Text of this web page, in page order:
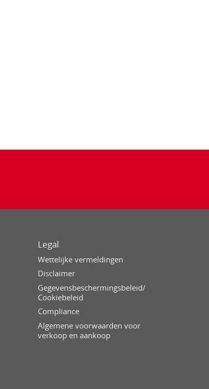
Legal
Wettelijke vermeldingen
Disclaimer
Gegevensbeschermingsbeleid/
Cookiebeleid
Compliance
Algemene voorwaarden voor
verkoop en aankoop